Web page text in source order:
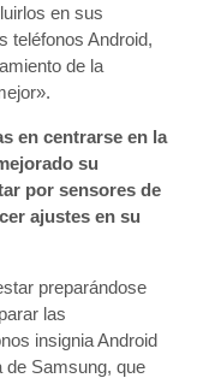
en sus
teléfonos Android,
de la
en centrarse en la
su
por sensores de
ajustes en su
preparándose
las
insignia Android
de Samsung, que